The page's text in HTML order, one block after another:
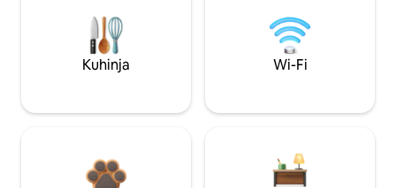
Kuhinja Wi-Fi